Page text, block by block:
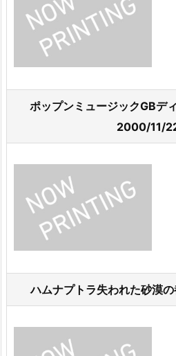
ポップンミュージックGBデ
2000/11/
ハムナプトラ失われた砂